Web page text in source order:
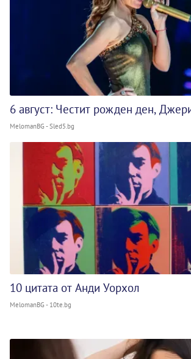
6 август: Честит рожден ден,
MelomanBG - Sled5.bg
10 цитата от Анди Уорхол
MelomanBG - 10te.bg